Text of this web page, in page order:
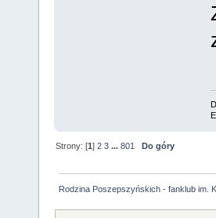
Strony: [1]2 3 ...801 Do góry
Rodzina Poszepszyńskich - fanklub im.